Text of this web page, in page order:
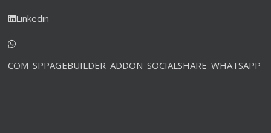
Linkedin
COM_SPPAGEBUILDER_ADDON_SOCIALSHARE_WHATSAPP